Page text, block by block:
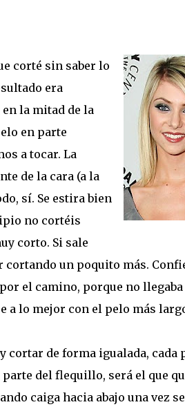
corté sin saber lo
era
la mitad de la
en parte
a tocar. La
de la cara (a la
sí. Se estira bien
no cortéis
corto. Si sale
un poquito más.
el camino, porque no
a lo mejor con el pelo más
cortar de forma igualada, cada
del flequillo, será el que
caiga hacia abajo una vez